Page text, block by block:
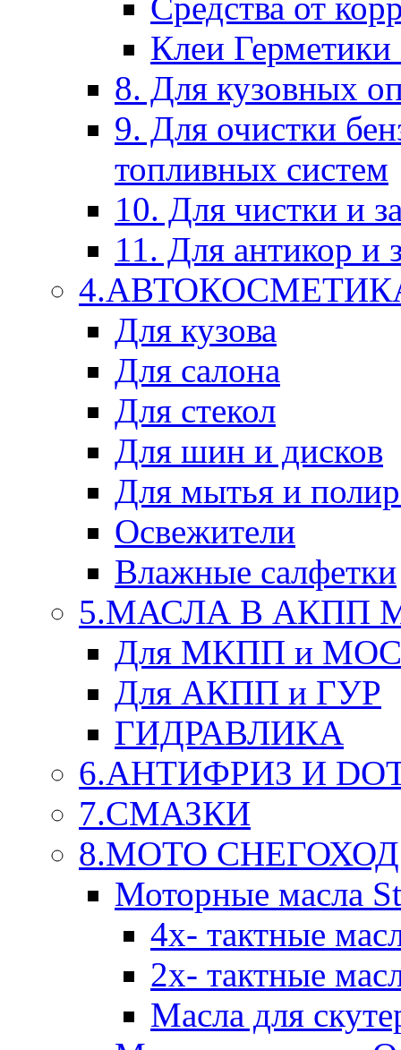
Клеи
8. Для кузовных
9. Для очистки
топливных систем
10. Для чистки и
11. Для антикор и
Для кузова
Для салона
Для стекол
Для шин и дисков
Для мытья и
Освежители
Влажные салфетки
5.МАСЛА В АКПП
Для МКПП и
Для АКПП и ГУР
ГИДРАВЛИКА
6.АНТИФРИЗ И
7.СМАЗКИ
8.МОТО
Моторные масла
4х- тактные
2х- тактные
Масла для